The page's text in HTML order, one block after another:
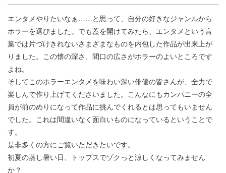
エンタメやりたいなぁ……と思って、自分の好きなジャンルから
ホラーを選びました。でも蓋を開けてみたら、エンタメという言
葉では片づけきれないさまざまなものを内包した作品が出来上が
りました。この懐の深さ、間口の広さがホラーのよいところです
よね。
そしてこのホラーエンタメを味わい深い俳優の皆さんが、全力で
楽しんで作り上げてくださいました。こんなにもカンパニーの全
員が前のめりになって作品に挑んでくれるとは思ってもいません
でした。これは間違いなく面白いものになっているということで
す。
是非多くの方にご覧いただきたいです。
初夏の蒸し暑い日、トップスでゾクっと涼しくなってみません
か？